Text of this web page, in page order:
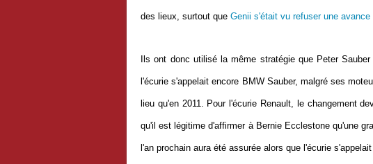
des lieux, surtout que Genii s'était vu refuser une
Ils ont donc utilisé la même stratégie que Peter
l'écurie s'appelait encore BMW Sauber, malgré ses
lieu qu'en 2011. Pour l'écurie Renault, le changement
qu'il est légitime d'affirmer à Bernie Ecclestone qu'une
l'an prochain aura été assurée alors que l'écurie